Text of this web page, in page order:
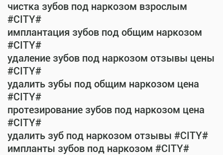
чистка зубов под наркозом взрослым
#CITY#
имплантация зубов под общим наркозом
#CITY#
удаление зубов под наркозом отзывы цены
#CITY#
удалить зубы под общим наркозом цена
#CITY#
протезирование зубов под наркозом цена
#CITY#
удалить зуб под наркозом отзывы #CITY#
импланты зубов под наркозом #CITY#